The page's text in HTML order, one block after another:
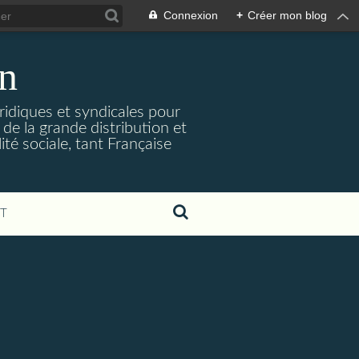
Connexion + Créer mon blog
et syndicales pour
de la grande distribution et
sociale, tant Française